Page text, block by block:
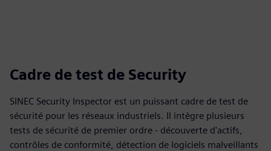
Cadre de test de Security
SINEC Security Inspector est un puissant cadre de test de
sécurité pour les réseaux industriels. Il intègre plusieurs
tests de sécurité de premier ordre - découverte d'actifs,
contrôles de conformité, détection de logiciels malveillants